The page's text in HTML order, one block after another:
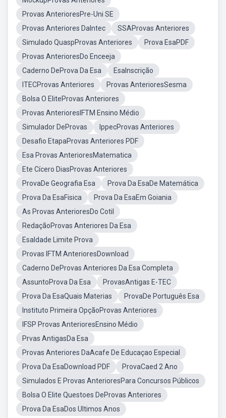
Provas AnterioresPre-Uni SE
Provas Anteriores DaIntec
SSAProvas Anteriores
Simulado QuaspProvas Anteriores
Prova EsaPDF
Provas AnterioresDo Enceeja
Caderno DeProva Da Esa
EsaInscrição
ITECProvas Anteriores
Provas AnterioresSesma
Bolsa O EliteProvas Anteriores
Provas AnterioresIFTM Ensino Médio
Simulador DeProvas
IppecProvas Anteriores
Desafio EtapaProvas Anteriores PDF
Esa Provas AnterioresMatematica
Ete Cícero DiasProvas Anteriores
ProvaDe Geografia Esa
Prova Da EsaDe Matemática
Prova Da EsaFisica
Prova Da EsaEm Goiania
As Provas AnterioresDo Cotil
RedaçãoProvas Anteriores Da Esa
EsaIdade Limite Prova
Provas IFTM AnterioresDownload
Caderno DeProvas Anteriores Da Esa Completa
AssuntoProva Da Esa
ProvasAntigas E-TEC
Prova Da EsaQuais Materias
ProvaDe Português Esa
Instituto Primeira OpçãoProvas Anteriores
IFSP Provas AnterioresEnsino Médio
Prvas AntigasDa Esa
Provas Anteriores DaAcafe De Educaçao Especial
Prova Da EsaDownload PDF
ProvaCaed 2 Ano
Simulados E Provas AnterioresPara Concursos Públicos
Bolsa O Elite Questoes DeProvas Anteriores
Prova Da EsaDos Ultimos Anos